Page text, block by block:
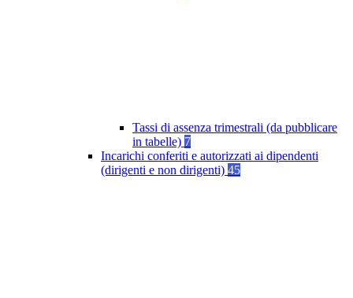
Tassi di assenza trimestrali (da pubblicare
in tabelle) 7
Incarichi conferiti e autorizzati ai dipendenti
(dirigenti e non dirigenti) 45